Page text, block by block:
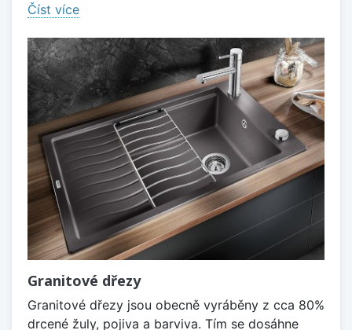
Číst více
Granitové dřezy
Granitové dřezy jsou obecně vyráběny z cca 80%
drcené žuly, pojiva a barviva. Tím se dosáhne